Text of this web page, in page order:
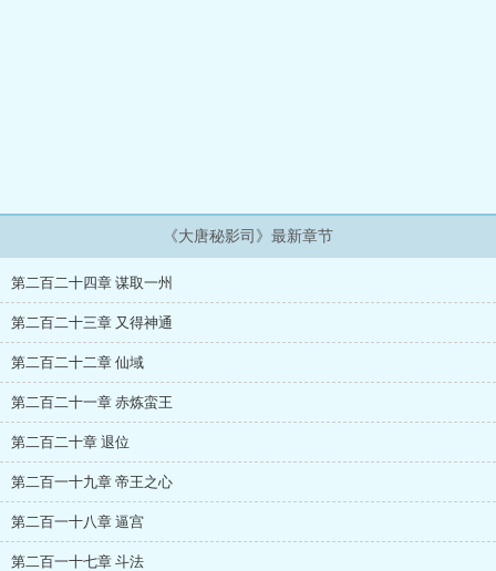
《大唐秘影司》最新章节
第二百二十四章 谋取一州
第二百二十三章 又得神通
第二百二十二章 仙域
第二百二十一章 赤炼蛮王
第二百二十章 退位
第二百一十九章 帝王之心
第二百一十八章 逼宫
第二百一十七章 斗法